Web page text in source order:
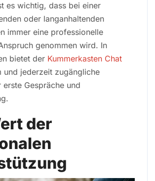
es wichtig, dass bei einer
oder langanhaltenden
immer eine professionelle
genommen wird. In
bietet der Kummerkasten Chat
und jederzeit zugängliche
Gespräche und
der